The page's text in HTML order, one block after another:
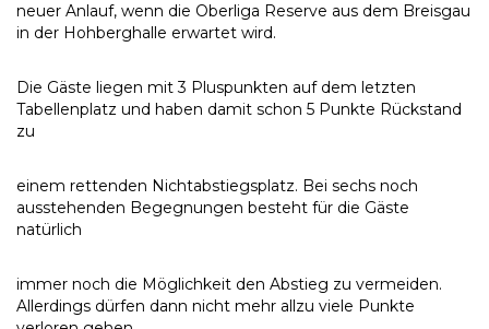
neuer Anlauf, wenn die Oberliga Reserve aus dem Breisgau
in der Hohberghalle erwartet wird.
Die Gäste liegen mit 3 Pluspunkten auf dem letzten
Tabellenplatz und haben damit schon 5 Punkte Rückstand
zu
einem rettenden Nichtabstiegsplatz. Bei sechs noch
ausstehenden Begegnungen besteht für die Gäste
natürlich
immer noch die Möglichkeit den Abstieg zu vermeiden.
Allerdings dürfen dann nicht mehr allzu viele Punkte